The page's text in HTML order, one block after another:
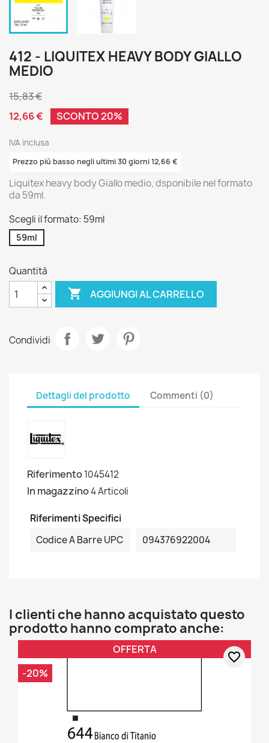
412 - LIQUITEX HEAVY BODY GIALLO
MEDIO
15,83 €
12,66 €
SCONTO 20%
IVA inclusa
Prezzo più basso negli ultimi 30 giorni 12,66 €
Liquitex heavy body Giallo medio, dsponibile nel formato
da 59ml.
Scegli il formato: 59ml
59ml
Quantità
 AGGIUNGI AL CARRELLO
Condividi
Dettagli del prodotto Commenti (0)
Riferimento1045412
In magazzino4 Articoli
Riferimenti Specifici
Codice A Barre UPC
094376922004
I clienti che hanno acquistato questo
prodotto hanno comprato anche:
OFFERTA
-20%
favorite_border